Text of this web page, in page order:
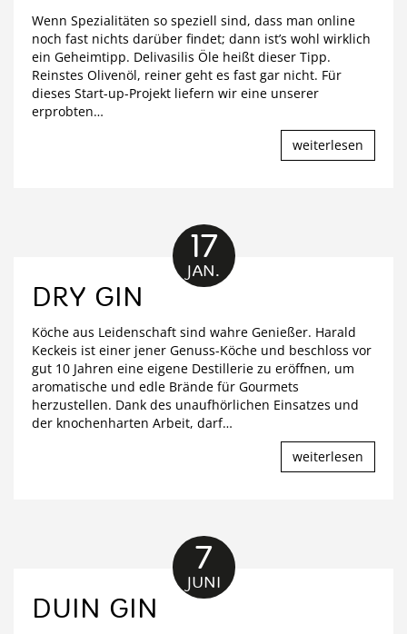
Wenn Spezialitäten so speziell sind, dass man online
noch fast nichts darüber findet; dann ist’s wohl wirklich
ein Geheimtipp. Delivasilis Öle heißt dieser Tipp.
Reinstes Olivenöl, reiner geht es fast gar nicht. Für
dieses Start-up-Projekt liefern wir eine unserer
erprobten…
weiterlesen
17
JAN.
DRY GIN
Köche aus Leidenschaft sind wahre Genießer. Harald
Keckeis ist einer jener Genuss-Köche und beschloss vor
gut 10 Jahren eine eigene Destillerie zu eröffnen, um
aromatische und edle Brände für Gourmets
herzustellen. Dank des unaufhörlichen Einsatzes und
der knochenharten Arbeit, darf…
weiterlesen
7
JUNI
DUIN GIN